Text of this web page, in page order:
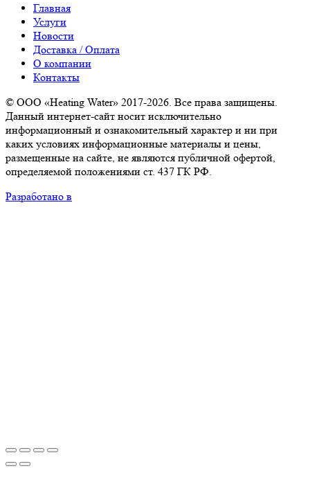
Главная
Услуги
Новости
Доставка / Оплата
О компании
Контакты
© ООО «Heating Water» 2017-2026. Все права защищены.
Данный интернет-сайт носит исключительно
информационный и ознакомительный характер и ни при
каких условиях информационные материалы и цены,
размещенные на сайте, не являются публичной офертой,
определяемой положениями ст. 437 ГК РФ.
Разработано в